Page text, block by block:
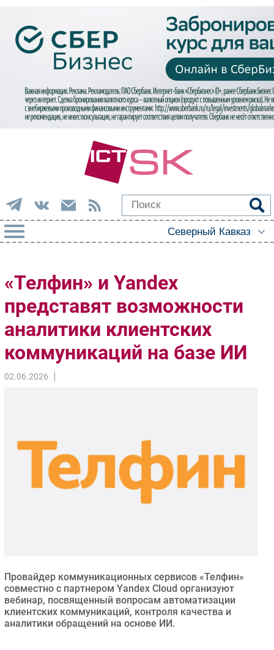
Импорто­замещение
Автоматизация Промышленности
Интернет
Фиксированная связь
Интеграция
Оборудование
Outsourcing
Инновации
CIO/Управление ИТ
Гаджеты
«Телфин» и Yandex
представят возможности
аналитики клиентских
коммуникаций на базе ИИ
02.06.2026
Провайдер коммуникационных сервисов «Телфин»
совместно с партнером Yandex Cloud организуют
вебинар, посвященный вопросам автоматизации
клиентских коммуникаций, контроля качества и
аналитики обращений на основе ИИ.